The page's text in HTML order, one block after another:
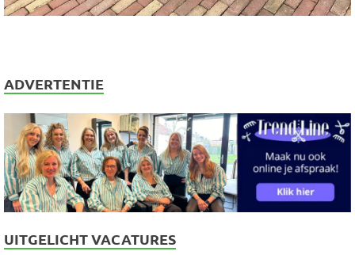
ADVERTENTIE
UITGELICHT VACATURES